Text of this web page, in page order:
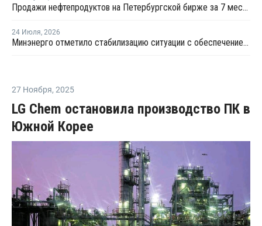
Продажи нефтепродуктов на Петербургской бирже за 7 месяцев снизились на 11,2%, в июле – на 35,6%
24 Июля, 2026
Минэнерго отметило стабилизацию ситуации с обеспечением топливом в ряде регионов
27 Ноября, 2025
LG Chem остановила производство ПК в
Южной Корее